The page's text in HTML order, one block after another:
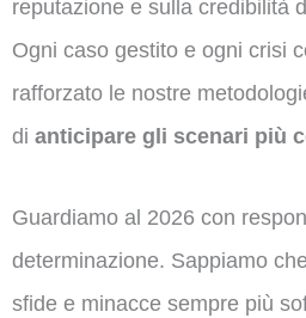
reputazione e sulla credibilità
Ogni caso gestito e ogni crisi
rafforzato le nostre
di anticipare gli scenari più
Guardiamo al 2026 con
determinazione. Sappiamo
sfide e minacce sempre più